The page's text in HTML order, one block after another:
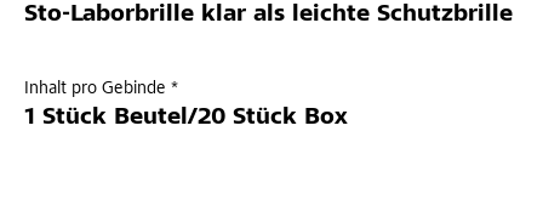
Sto-Laborbrille klar als leichte Schutzbrille
Inhalt pro Gebinde *
1 Stück Beutel/20 Stück Box